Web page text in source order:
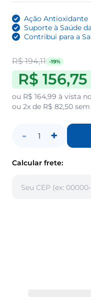
Ação Antioxidante
Suporte à Saúde
Contribui para a
R$ 194,11 -19%
R$ 156,75
ou R$ 164,99 à vista
ou 2x de R$ 82,50
- 1 +
Calcular frete: